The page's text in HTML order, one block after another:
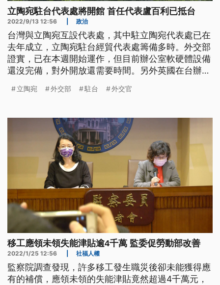
立陶宛駐台代表處將開館 首任代表盧百利已抵台
2022/9/13 12:56 政治
台灣與立陶宛互設代表處，其中駐立陶宛代表處已在
去年成立，立陶宛駐台經貿代表處籌備多時。外交部
證實，已在本週開始運作，但目前辦公室軟硬體設備
還沒完備，對外開放還需要時間。另外英國在台辦事
立陶宛 外交部 駐台 外交官
移工應領未領失能津貼逾4千萬 監委促勞動部改善
2022/1/25 12:56 社福人權
監察院調查發現，許多移工發生職災後卻未能獲得應
有的補償，應領未領的失能津貼竟然超過4千萬元，